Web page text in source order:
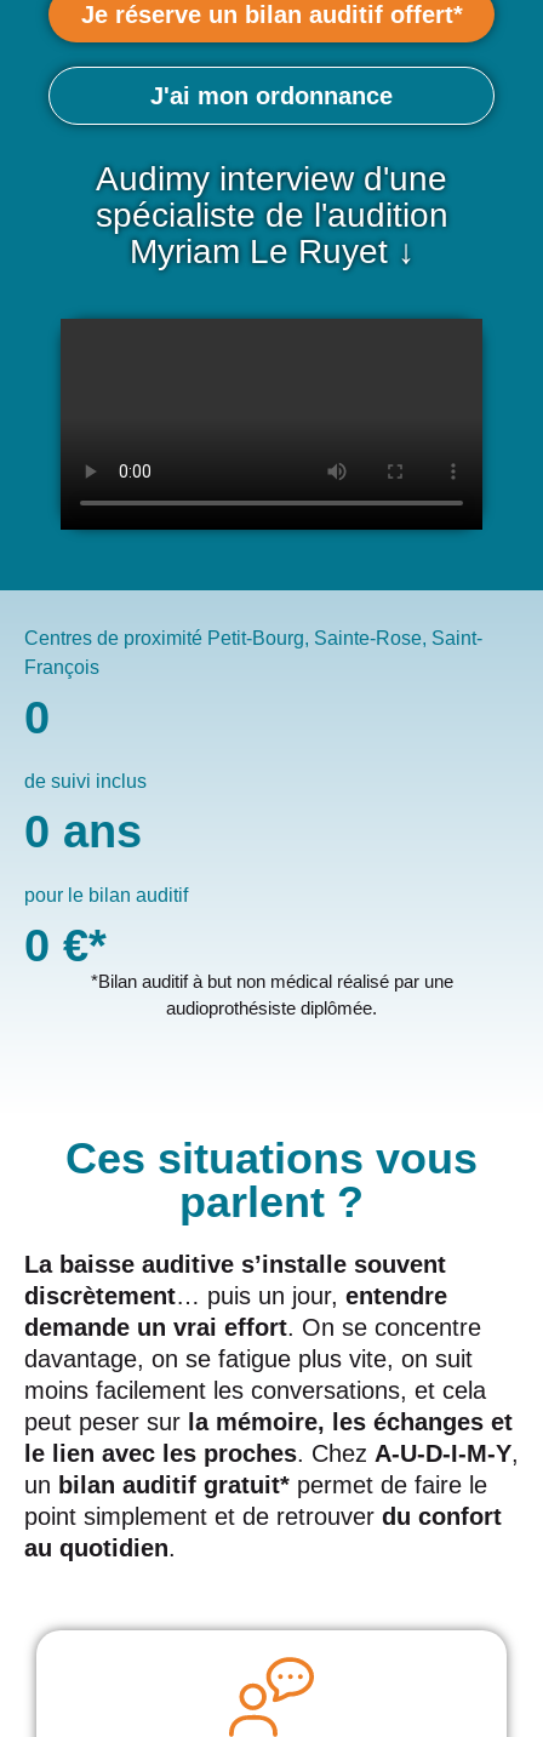
Je réserve un bilan auditif offert*
J'ai mon ordonnance
Audimy interview d'une
spécialiste de l'audition
Myriam Le Ruyet ↓
Centres de proximité Petit-Bourg, Sainte-Rose, Saint-
François
0
de suivi inclus
0 ans
pour le bilan auditif
0 €*
*Bilan auditif à but non médical réalisé par une
audioprothésiste diplômée.
Ces situations vous
parlent ?
La baisse auditive s’installe souvent
discrètement… puis un jour, entendre
demande un vrai effort. On se concentre
davantage, on se fatigue plus vite, on suit
moins facilement les conversations, et cela
peut peser sur la mémoire, les échanges et
le lien avec les proches. Chez A-U-D-I-M-Y,
un bilan auditif gratuit* permet de faire le
point simplement et de retrouver du confort
au quotidien.